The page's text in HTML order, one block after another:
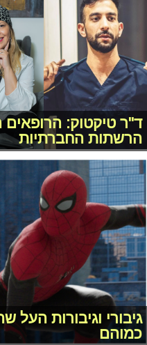
ד"ר טיקטוק:
הרשתות החברתיות
גיבורי וגיבורות העל
כמוהם